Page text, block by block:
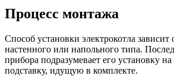
Процесс монтажа
Способ установки электрокотла
настенного или напольного типа.
прибора подразумевает его установку
подставку, идущую в комплекте.